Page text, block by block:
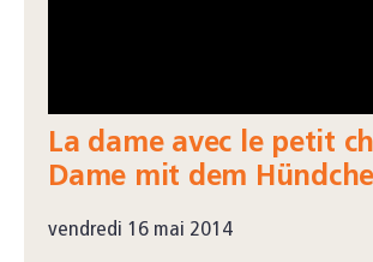
La dame avec le petit
Dame mit dem
vendredi 16 mai 2014